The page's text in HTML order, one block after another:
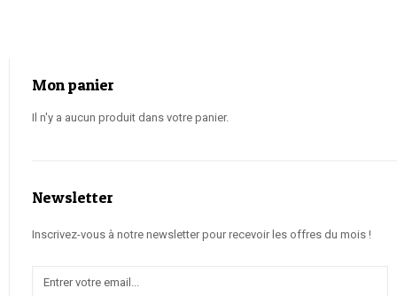
Mon panier
Il n'y a aucun produit dans votre panier.
Newsletter
Inscrivez-vous à notre newsletter pour recevoir les offres du mois !